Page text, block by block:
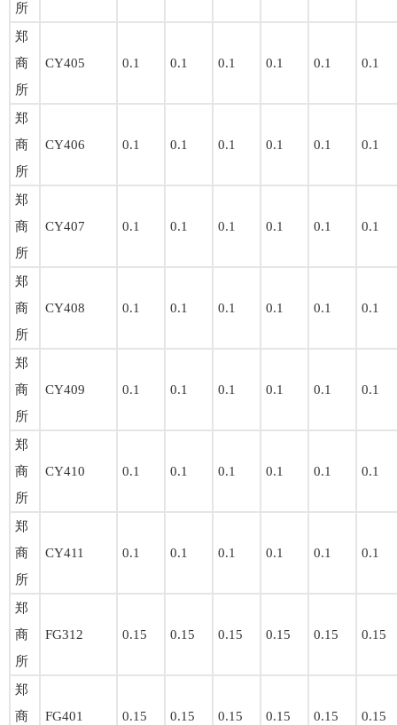
所
郑
商
所
CY405 0.1 0.1 0.1 0.1 0.1 0.1
郑
商
所
CY406 0.1 0.1 0.1 0.1 0.1 0.1
郑
商
所
CY407 0.1 0.1 0.1 0.1 0.1 0.1
郑
商
所
CY408 0.1 0.1 0.1 0.1 0.1 0.1
郑
商
所
CY409 0.1 0.1 0.1 0.1 0.1 0.1
郑
商
所
CY410 0.1 0.1 0.1 0.1 0.1 0.1
郑
商
所
CY411 0.1 0.1 0.1 0.1 0.1 0.1
郑
商
所
FG312 0.15 0.15 0.15 0.15 0.15 0.15
郑
商
FG401 0.15 0.15 0.15 0.15 0.15 0.15